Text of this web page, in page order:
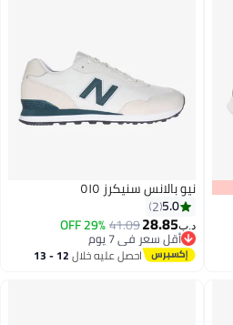
نيو بالانس سنيكرز ٥١٥
5.0
2
د.ب‏28.85
41.09
29% OFF
أقل سعر في 7 يوم
أقل سعر في 7 يوماحصل عليه خلال 12 - 13